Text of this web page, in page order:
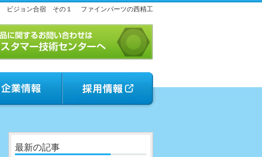
ビジョン合宿 その１ ファインパーツの西精工
最新の記事